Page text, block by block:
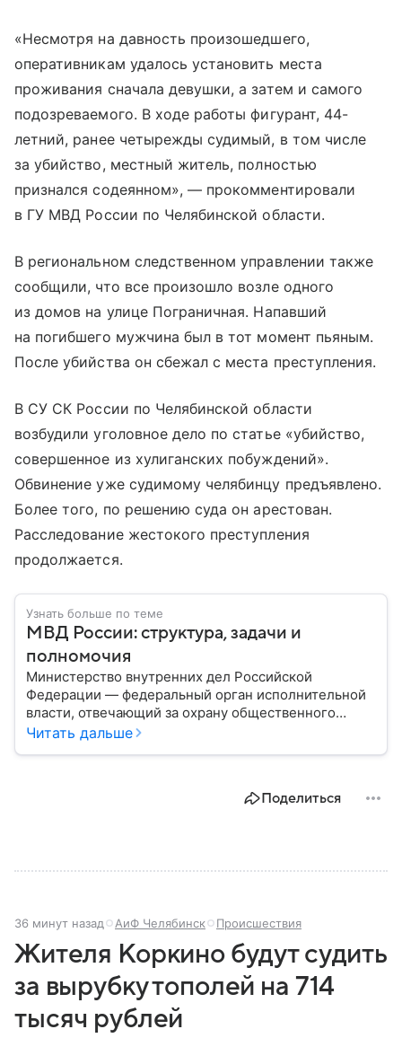
«Несмотря на давность произошедшего,
оперативникам удалось установить места
проживания сначала девушки, а затем и самого
подозреваемого. В ходе работы фигурант, 44-
летний, ранее четырежды судимый, в том числе
за убийство, местный житель, полностью
признался содеянном», — прокомментировали
в ГУ МВД России по Челябинской области.
В региональном следственном управлении также
сообщили, что все произошло возле одного
из домов на улице Пограничная. Напавший
на погибшего мужчина был в тот момент пьяным.
После убийства он сбежал с места преступления.
В СУ СК России по Челябинской области
возбудили уголовное дело по статье «убийство,
совершенное из хулиганских побуждений».
Обвинение уже судимому челябинцу предъявлено.
Более того, по решению суда он арестован.
Расследование жестокого преступления
продолжается.
Узнать больше по теме
МВД России: структура, задачи и
полномочия
Министерство внутренних дел Российской
Федерации — федеральный орган исполнительной
власти, отвечающий за охрану общественного
порядка, борьбу с преступностью, обеспечение
России, какие задачи выполняет министерство, как
Читать дальше
Поделиться
36 минут назад АиФ Челябинск Происшествия
Жителя Коркино будут судить
за вырубку тополей на 714
тысяч рублей